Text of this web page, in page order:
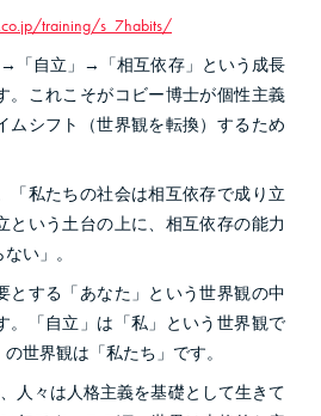
training/s_7habits/
「自立」→「相互依存」という成長
。これこそがコビー博士が個性主義
ムシフト（世界観を転換）するため
「私たちの社会は相互依存で成り立
という土台の上に、相互依存の能力
い」。
とする「あなた」という世界観の中
。「自立」は「私」という世界観で
世界観は「私たち」です。
人々は人格主義を基礎として生きて